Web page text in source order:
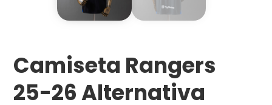
Camiseta Rangers
25-26 Alternativa